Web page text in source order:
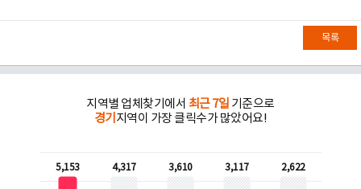
목록
지역별 업체찾기에서 최근 7일 기준으로
경기 지역이 가장 클릭수가 많았어요!
5,153 4,317 3,610 3,117 2,622